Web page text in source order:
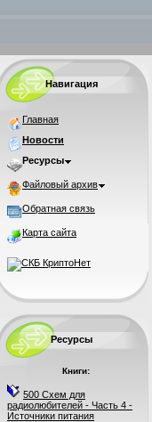
Навигация
Главная
Новости
Ресурсы
Файловый архив
Обратная связь
Карта сайта
Ресурсы
Книги:
500 Схем для
радиолюбителей - Часть 4 -
Источники питания